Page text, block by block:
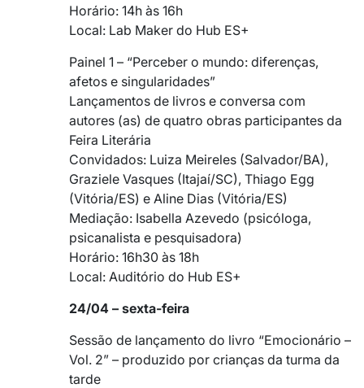
Horário: 14h às 16h
Local: Lab Maker do Hub ES+
Painel 1 – “Perceber o mundo: diferenças,
afetos e singularidades”
Lançamentos de livros e conversa com
autores (as) de quatro obras participantes da
Feira Literária
Convidados: Luiza Meireles (Salvador/BA),
Graziele Vasques (Itajaí/SC), Thiago Egg
(Vitória/ES) e Aline Dias (Vitória/ES)
Mediação: Isabella Azevedo (psicóloga,
psicanalista e pesquisadora)
Horário: 16h30 às 18h
Local: Auditório do Hub ES+
24/04 – sexta-feira
Sessão de lançamento do livro “Emocionário –
Vol. 2” – produzido por crianças da turma da
tarde